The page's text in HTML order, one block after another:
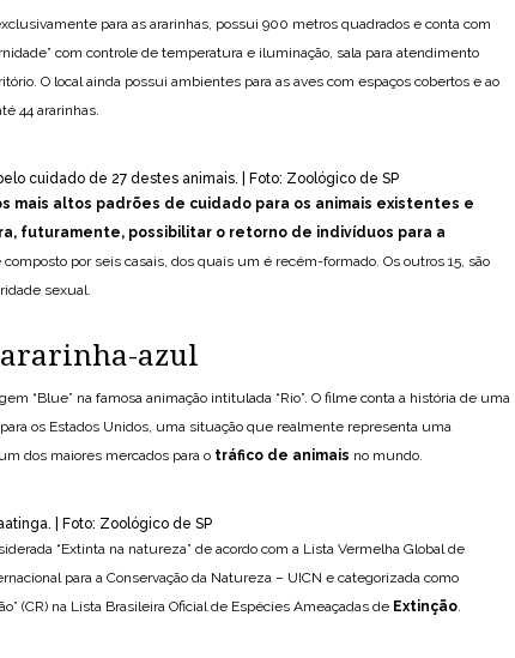
para as ararinhas, possui 900 metros quadrados e conta com
com controle de temperatura e iluminação, sala para atendimento
O local ainda possui ambientes para as aves com espaços cobertos e ao
44 ararinhas.
cuidado de 27 destes animais. | Foto: Zoológico de SP
mais altos padrões de cuidado para os animais existentes e
futuramente, possibilitar o retorno de indivíduos para a
por seis casais, dos quais um é recém-formado. Os outros 15, são
sexual.
azul
“Blue” na famosa animação intitulada “Rio”. O filme conta a história de uma
os Estados Unidos, uma situação que realmente representa uma
dos maiores mercados para o tráfico de animais no mundo.
| Foto: Zoológico de SP
“Extinta na natureza” de acordo com a Lista Vermelha Global de
para a Conservação da Natureza – UICN e categorizada como
(CR) na Lista Brasileira Oficial de Espécies Ameaçadas de Extinção.